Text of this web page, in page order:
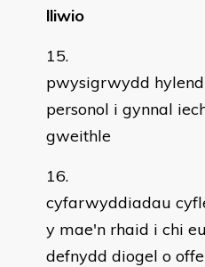
lliwio
pwysigrwydd
personol i gynnal
gweithle
cyfarwyddiadau
y mae'n rhaid i chi
defnydd diogel o